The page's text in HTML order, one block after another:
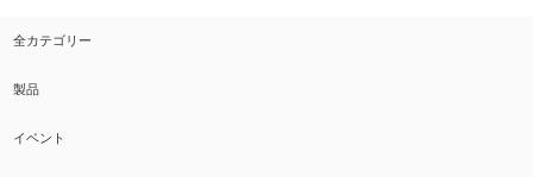
全カテゴリー
製品
イベント